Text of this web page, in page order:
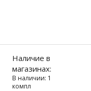
Наличие в
магазинах:
В наличии: 1
компл